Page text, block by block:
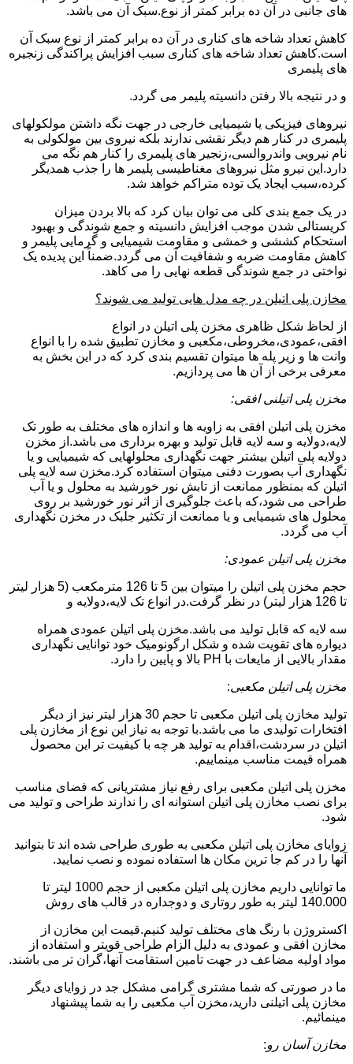
های جانبی در آن ده برابر کمتر از نوع.سبک آن می باشد.
کاهش تعداد شاخه های کناری در آن ده برابر کمتر از نوع سبک آن
است.کاهش تعداد شاخه های کناری سبب افزایش پراکندگی زنجیره
های پلیمری
و در نتیجه بالا رفتن دانسیته پلیمر می گردد.
نیروهای فیزیکی یا شیمیایی خارجی در جهت نگه داشتن مولکولهای
پلیمری در کنار هم دیگر نقشی ندارند بلکه نیروی بین مولکولی به
نام نیرویی واندروالسی،زنجیر های پلیمری را کنار هم نگه می
دارد.این نیرو مثل نیروهای مغناطیسی پلیمر ها را جذب همدیگر
کرده،سبب ایجاد یک توده متراکم خواهد شد.
در یک جمع بندی کلی می توان بیان کرد که بالا بردن میزان
کریستالی شدن موجب افزایش دانسیته و جمع شوندگی و بهبود
استحکام کششی و خمشی و مقاومت شیمیایی و گرمایی پلیمر و
کاهش مقاومت ضربه و شفافیت آن می گردد.ضمناً این پدیده یک
نواختی در جمع شوندگی قطعه نهایی را می کاهد.
مخازن پلی اتیلن در چه مدل هایی تولید می شوند؟
از لحاظ شکل ظاهری مخزن پلی اتیلن در انواع
افقی،عمودی،مخروطی،مکعبی و مخازن تطبیق شده را با انواع
وانت ها و زیر پله ها میتوان تقسیم بندی کرد که در این بخش به
معرفی برخی از آن ها می پردازیم.
مخزن پلی اتیلنی افقی:
مخزن پلی اتیلن افقی به زاویه ها و اندازه های مختلف به طور تک
لایه،دولایه و سه لایه قابل تولید و بهره برداری می باشد.از مخزن
دولایه پلی اتیلن بیشتر جهت نگهداری محلولهایی که شیمیایی و یا
نگهداری آب بصورت دفنی میتوان استفاده کرد.مخزن سه لایه پلی
اتیلن که بمنظور ممانعت از تابش نور خورشید به محلول و یا آب
طراحی می شود،که باعث جلوگیری از اثر نور خورشید بر روی
محلول های شیمیایی و یا ممانعت از تکثیر جلبک در مخزن نگهداری
آب می گردد.
مخزن پلی اتیلن عمودی:
حجم مخزن پلی اتیلن را میتوان بین 5 تا 126 مترمکعب (5 هزار لیتر
تا 126 هزار لیتر) در نظر گرفت.در انواع تک لایه،دولایه و
سه لایه که قابل تولید می باشد.مخزن پلی اتیلن عمودی همراه
دیواره های تقویت شده و شکل ارگونومیک خود توانایی نگهداری
مقدار بالایی از مایعات با PH بالا و پایین را دارد.
مخزن پلی اتیلن مکعبی:
تولید مخازن پلی اتیلن مکعبی تا حجم 30 هزار لیتر نیز از دیگر
افتخارات تولیدی ما می باشد.با توجه به نیاز این نوع از مخازن پلی
اتیلن در سردشت،اقدام به تولید هر چه با کیفیت تر این محصول
همراه قیمت مناسب مینماییم.
مخزن پلی اتیلن مکعبی برای رفع نیاز مشتریانی که فضای مناسب
برای نصب مخازن پلی اتیلن استوانه ای را ندارند طراحی و تولید می
شود.
زوایای مخازن پلی اتیلن مکعبی به طوری طراحی شده اند تا بتوانید
آنها را در کم جا ترین مکان ها استفاده نموده و نصب نمایید.
ما توانایی داریم مخازن پلی اتیلن مکعبی از حجم 1000 لیتر تا
140.000 لیتر به طور روتاری و دوجداره در قالب های روش
اکستروژن با رنگ های مختلف تولید کنیم.قیمت این مخازن از
مخازن افقی و عمودی به دلیل الزام طراحی قویتر و استفاده از
مواد اولیه مضاعف در جهت تامین استقامت آنها،گران تر می باشند.
ما در صورتی که شما مشتری گرامی مشکل جد در زوایای دیگر
مخازن پلی اتیلنی دارید،مخزن آب مکعبی را به شما پیشنهاد
مینمائیم.
مخازن آسان رو: